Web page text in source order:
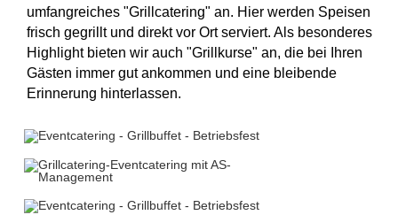
umfangreiches "Grillcatering" an. Hier werden Speisen
frisch gegrillt und direkt vor Ort serviert. Als besonderes
Highlight bieten wir auch "Grillkurse" an, die bei Ihren
Gästen immer gut ankommen und eine bleibende
Erinnerung hinterlassen.